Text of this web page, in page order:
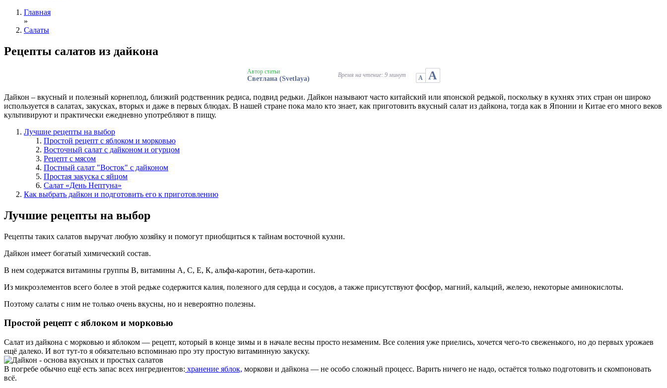
Главная
»
Салаты
Рецепты салатов из дайкона
Автор статьи
Светлана (Svetlaya) Время на чтение: 9 минут А А
Дайкон – вкусный и полезный корнеплод, близкий родственник редиса, подвид редьки. Дайкон называют часто китайский или японской редькой, поскольку в кухнях этих стран он широко
используется в салатах, закусках, вторых и даже в первых блюдах. В нашей стране пока мало кто знает, как приготовить вкусный салат из дайкона, тогда как в Японии и Китае его много веков
культивируют и практически ежедневно употребляют в пищу.
Лучшие рецепты на выбор
Простой рецепт с яблоком и морковью
Восточный салат с дайконом и огурцом
Рецепт с мясом
Постный салат "Восток" с дайконом
Простая закуска с яйцом
Салат «День Нептуна»
Как выбрать дайкон и подготовить его к приготовлению
Лучшие рецепты на выбор
Рецепты таких салатов выручат любую хозяйку и помогут приобщиться к тайнам восточной кухни.
Дайкон имеет богатый химический состав.
В нем содержатся витамины группы В, витамины А, С, Е, К, альфа-каротин, бета-каротин.
Из микроэлементов всего более в этой редьке содержится калия, полезного для сердца и сосудов, а также присутствуют фосфор, магний, кальций, железо, некоторые аминокислоты.
Поэтому салаты с ним не только очень вкусны, но и невероятно полезны.
Простой рецепт с яблоком и морковью
Салат из дайкона с морковью и яблоком — рецепт, который в конце зимы и в начале весны просто незаменим. Все соления уже приелись, хочется чего-то свеженького, но до первых урожаев
ещё далеко. И вот тут-то я обязательно вспоминаю про эту простую витаминную закуску.
В погребе обычно ещё есть запас всех ингредиентов: хранение яблок, моркови и дайкона — не особо сложный процесс. Варить ничего не надо, остаётся только подготовить и скомпоновать
всё.